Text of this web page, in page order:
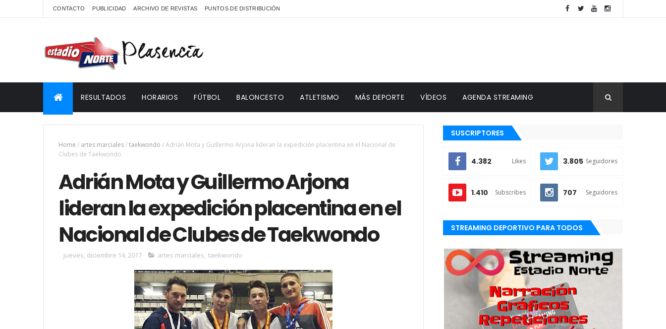
CONTACTO PUBLICIDAD ARCHIVO DE REVISTAS PUNTOS DE DISTRIBUCIÓN
RESULTADOS HORARIOS FÚTBOL BALONCESTO ATLETISMO MÁS DEPORTE VÍDEOS AGENDA STREAMING
Home / artes marciales/taekwondo /Adrián Mota y Guillermo Arjona lideran la expedición placentina en el Nacional de
Clubes de Taekwondo
Adrián Mota y Guillermo Arjona
lideran la expedición placentina en el
Nacional de Clubes de Taekwondo
jueves, diciembre 14, 2017 artes marciales, taekwondo
SUSCRIPTORES
4.382 Likes 3.805 Seguidores
1.410 Subscribes 707 Seguidores
STREAMING DEPORTIVO PARA TODOS